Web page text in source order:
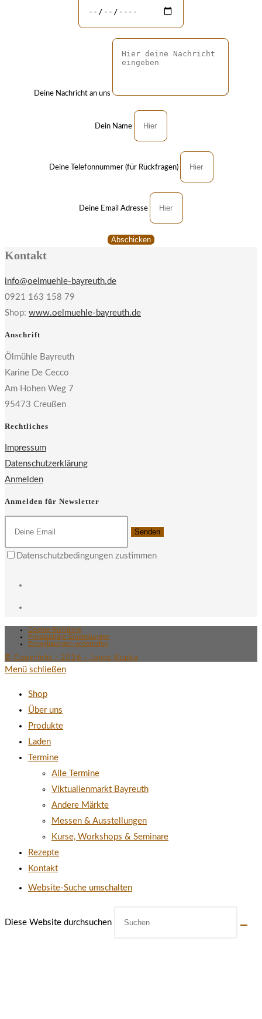
Deine Nachricht an uns
Dein Name
Deine Telefonnummer (für Rückfragen)
Deine Email Adresse
Abschicken
Kontakt
info@oelmuehle-bayreuth.de
0921 163 158 79
Shop: www.oelmuehle-bayreuth.de
Anschrift
Ölmühle Bayreuth
Karine De Cecco
Am Hohen Weg 7
95473 Creußen
Rechtliches
Impressum
Datenschutzerklärung
Anmelden
Anmelden für Newsletter
Senden
Datenschutzbedingungen zustimmen
Cookie-Richtlinie
Privatsphäre-Einstellungen
Einwilligungen widerrufen
© Copyright - 2026 - Janos Kupka
Menü schließen
Shop
Über uns
Produkte
Laden
Termine
Alle Termine
Viktualienmarkt Bayreuth
Andere Märkte
Messen & Ausstellungen
Kurse, Workshops & Seminare
Rezepte
Kontakt
Website-Suche umschalten
Diese Website durchsuchen